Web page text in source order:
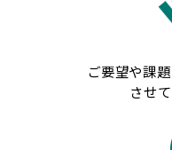
ご要望や課
させ